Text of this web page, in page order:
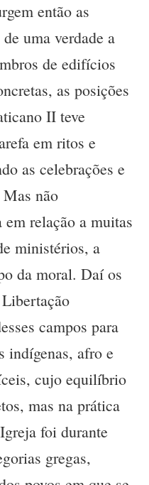
então as
uma verdade a
de edifícios
as posições
II teve
em ritos e
as celebrações e
não
relação a muitas
ministérios, a
da moral. Daí os
campos para
indígenas, afro e
cujo equilíbrio
mas na prática
foi durante
gregas,